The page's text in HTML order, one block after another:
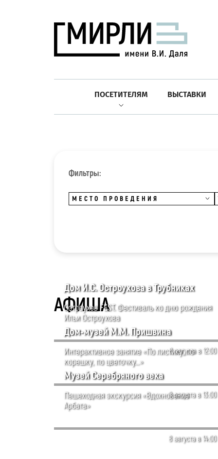
ПОСЕТИТЕЛЯМ ВЫСТАВКИ
Фильтры:
МЕСТО ПРОВЕДЕНИЯ
АФИША
8 августа в 12:00
Дом И.С. Остроухова в Трубниках
Остроухов FEST. Фестиваль ко дню рождения
Ильи Остроухова
8 августа в 13:00
Дом-музей М.М. Пришвина
Интерактивное занятие «По листику, по
корешку, по цветочку…»
8 августа в 14:00
Музей Серебряного века
Пешеходная экскурсия «Вдохновение
Арбата»